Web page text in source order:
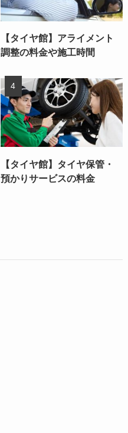
【タイヤ館】アライメント
調整の料金や施工時間
【タイヤ館】タイヤ保管・
預かりサービスの料金